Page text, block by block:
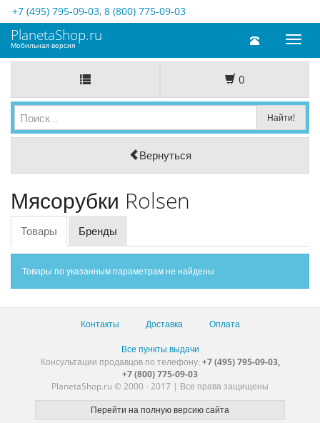
+7 (495) 795-09-03, 8 (800) 775-09-03
Toggle
PlanetaShop.ru
Мобильная версия
0
Вернуться
Мясорубки Rolsen
Товары Бренды
Товары по указанным параметрам не найдены
Контакты Доставка Оплата
Все пункты выдачи
Консультации продавцов по телефону: +7 (495) 795-09-03,
+7 (800) 775-09-03
PlanetaShop.ru © 2000 - 2017 | Все права защищены